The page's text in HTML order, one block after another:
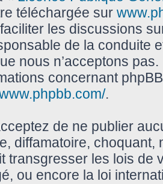
téléchargée sur
les discussions
de la conduite
nous n’acceptons
concernant
.
de ne publier
diffamatoire, choquant,
transgresser les lois de
ou encore la loi